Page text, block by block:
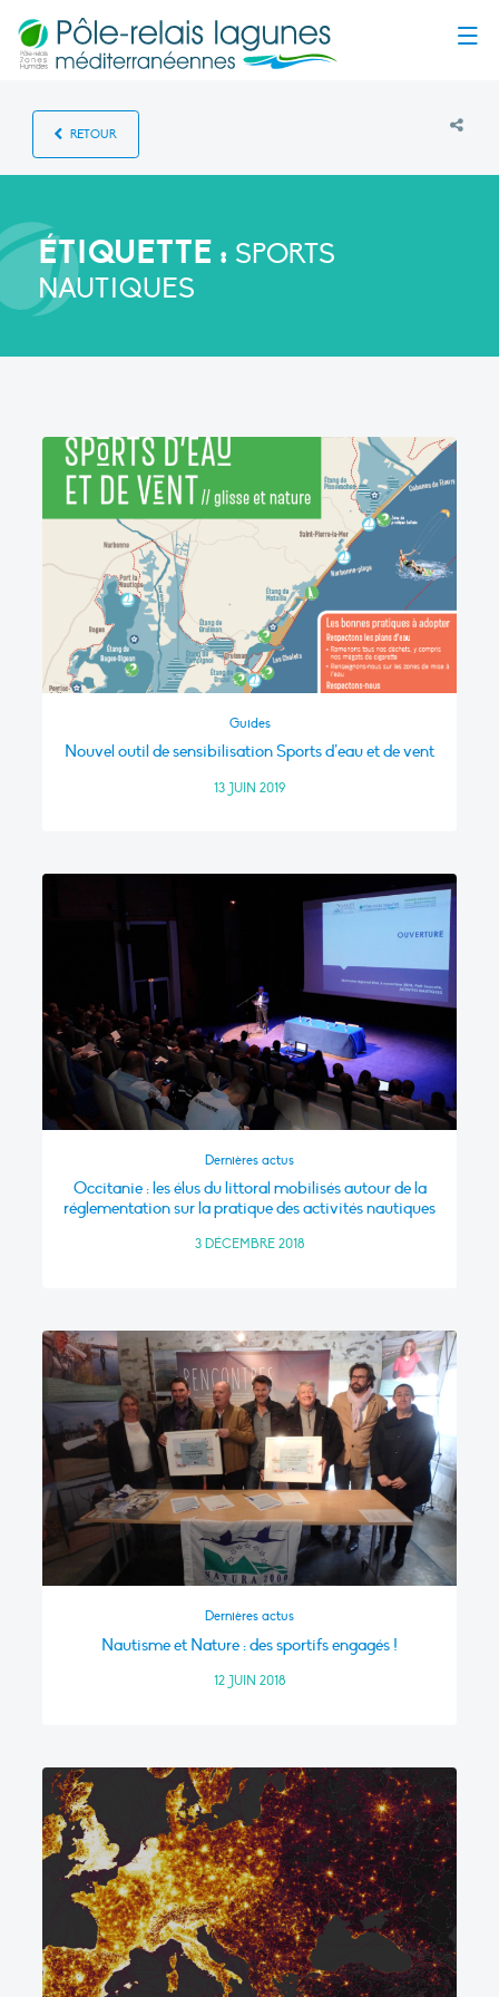
RETOUR
ÉTIQUETTE : SPORTS
NAUTIQUES
Guides
Nouvel outil de sensibilisation Sports d’eau et de vent
13 JUIN 2019
Dernières actus
Occitanie : les élus du littoral mobilisés autour de la
réglementation sur la pratique des activités nautiques
3 DÉCEMBRE 2018
Dernières actus
Nautisme et Nature : des sportifs engagés !
12 JUIN 2018